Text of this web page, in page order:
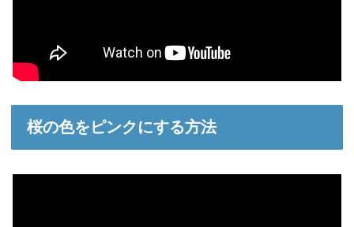
桜の色をピンクにする方法